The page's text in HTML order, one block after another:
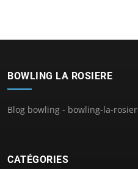
BOWLING LA ROSIERE
Blog bowling - bowling-la-
CATÉGORIES